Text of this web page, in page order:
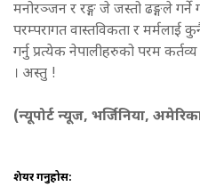
मनोरञ्जन र रङ्ग जे जस्तो ढङ्गले गर्ने
परम्परागत वास्तविकता र मर्मलाई
गर्नु प्रत्येक नेपालीहरुको परम
। अस्तु !
(न्यूपोर्ट न्यूज, भर्जिनिया,
शेयर गर्नुहोस: